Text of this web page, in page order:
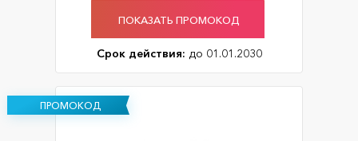
ПОКАЗАТЬ ПРОМОКОД
Срок действия: до 01.01.2030
ПРОМОКОД